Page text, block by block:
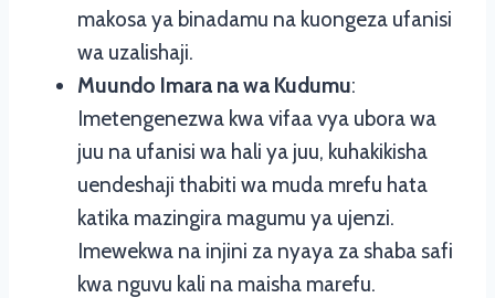
makosa ya binadamu na kuongeza ufanisi
wa uzalishaji.
Muundo Imara na wa Kudumu:
Imetengenezwa kwa vifaa vya ubora wa
juu na ufanisi wa hali ya juu, kuhakikisha
uendeshaji thabiti wa muda mrefu hata
katika mazingira magumu ya ujenzi.
Imewekwa na injini za nyaya za shaba safi
kwa nguvu kali na maisha marefu.